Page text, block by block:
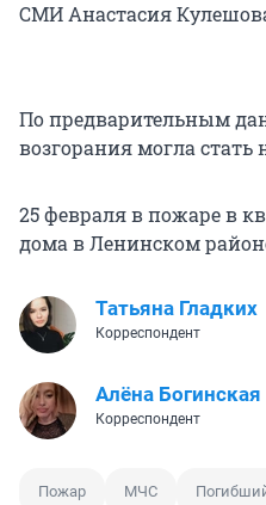
СМИ Анастасия
По предварительным
возгорания могла стать
25 февраля в пожаре в
дома в Ленинском
Татьяна Гладких
Корреспондент
Алёна Богинская
Корреспондент
Пожар МЧС